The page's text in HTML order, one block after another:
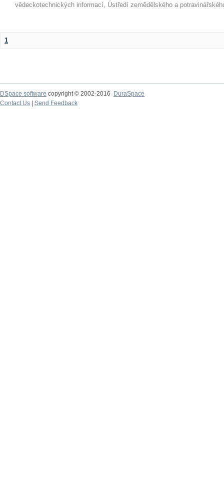
vědeckotechnických informací, Ústředí zemědělského a
1
DSpace software copyright © 2002-2016
DuraSpace
Contact Us
Send Feedback